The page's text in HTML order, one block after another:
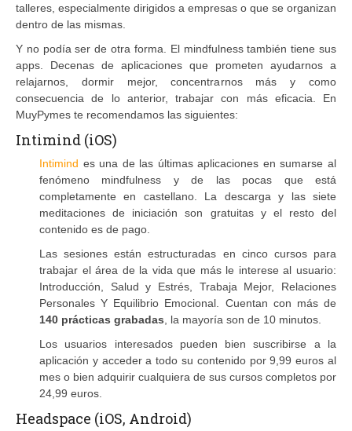
talleres, especialmente dirigidos a empresas o que se organizan
dentro de las mismas.
Y no podía ser de otra forma. El mindfulness también tiene sus
apps. Decenas de aplicaciones que prometen ayudarnos a
relajarnos, dormir mejor, concentrarnos más y como
consecuencia de lo anterior, trabajar con más eficacia. En
MuyPymes te recomendamos las siguientes:
Intimind (iOS)
Intimind es una de las últimas aplicaciones en sumarse al
fenómeno mindfulness y de las pocas que está
completamente en castellano. La descarga y las siete
meditaciones de iniciación son gratuitas y el resto del
contenido es de pago.
Las sesiones están estructuradas en cinco cursos para
trabajar el área de la vida que más le interese al usuario:
Introducción, Salud y Estrés, Trabaja Mejor, Relaciones
Personales Y Equilibrio Emocional. Cuentan con más de
140 prácticas grabadas , la mayoría son de 10 minutos.
Los usuarios interesados pueden bien suscribirse a la
aplicación y acceder a todo su contenido por 9,99 euros al
mes o bien adquirir cualquiera de sus cursos completos por
24,99 euros.
Headspace (iOS, Android)